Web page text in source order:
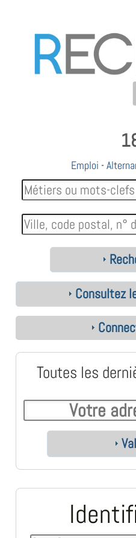
Emploi -
Consultez
Toutes les